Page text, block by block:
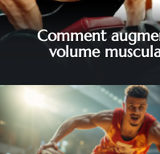
Comment
volume